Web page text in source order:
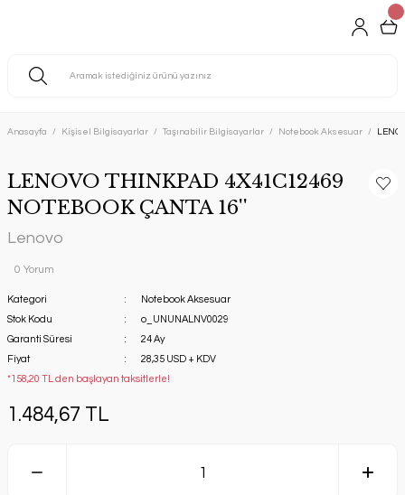
Anasayfa Kişisel Bilgisayarlar Taşınabilir Bilgisayarlar Notebook Aksesuar
LENOVO THINKPAD 4X41C12469
NOTEBOOK ÇANTA 16''
Lenovo
0 Yorum
Kategori
Notebook Aksesuar
Stok Kodu
o_UNUNALNV0029
Garanti Süresi
24 Ay
Fiyat
28,35 USD + KDV
*158,20 TL den başlayan taksitlerle!
1.484,67 TL